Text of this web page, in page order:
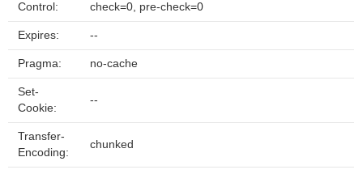
Control:
check=0, pre-check=0
Expires: --
Pragma: no-cache
Set-
Cookie:
--
Transfer-
Encoding:
chunked